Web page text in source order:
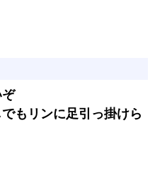
もリンに足引っ掛けら